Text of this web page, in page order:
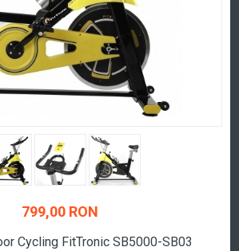
799,00 RON
Cycling FitTronic SB5000-SB03